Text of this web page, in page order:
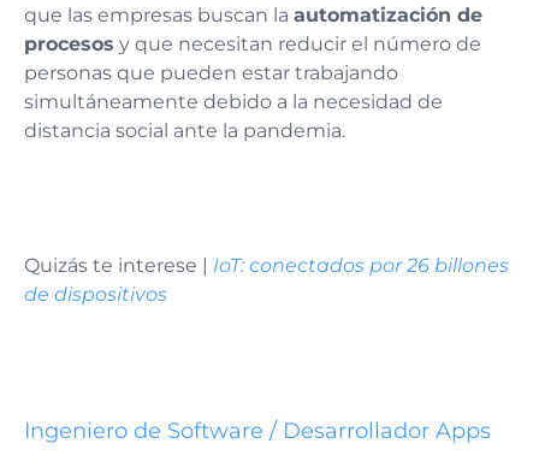
que las empresas buscan la automatización de
procesos y que necesitan reducir el número de
personas que pueden estar trabajando
simultáneamente debido a la necesidad de
distancia social ante la pandemia.
Quizás te interese | IoT: conectados por 26 billones
de dispositivos
Ingeniero de Software / Desarrollador Apps